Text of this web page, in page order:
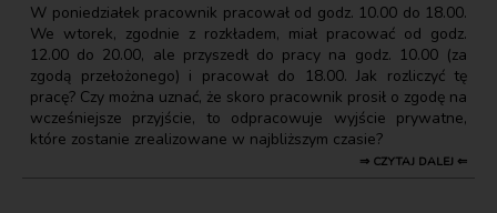
W poniedziałek pracownik pracował od godz. 10.00 do 18.00.
We wtorek, zgodnie z rozkładem, miał pracować od godz.
12.00 do 20.00, ale przyszedł do pracy na godz. 10.00 (za
zgodą przełożonego) i pracował do 18.00. Jak rozliczyć tę
pracę? Czy można uznać, że skoro pracownik prosił o zgodę na
wcześniejsze przyjście, to odpracowuje wyjście prywatne,
które zostanie zrealizowane w najbliższym czasie?
⇒ CZYTAJ DALEJ ⇐